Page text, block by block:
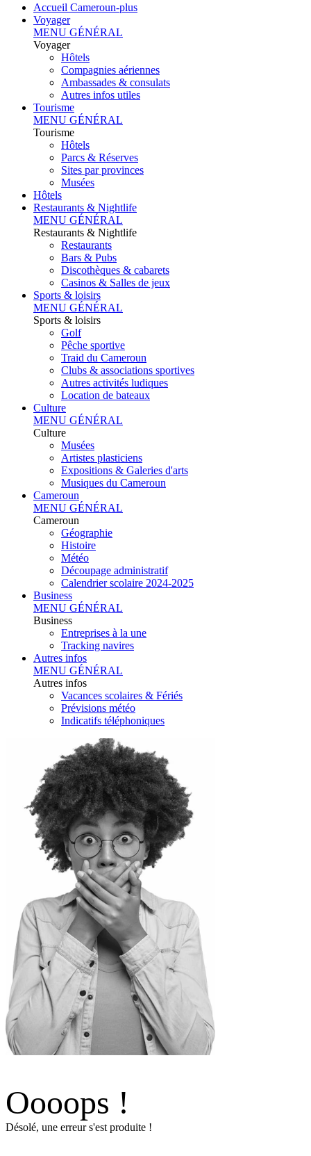
Accueil Cameroun-plus
Voyager
MENU GÉNÉRAL
Voyager
Hôtels
Compagnies aériennes
Ambassades & consulats
Autres infos utiles
Tourisme
MENU GÉNÉRAL
Tourisme
Hôtels
Parcs & Réserves
Sites par provinces
Musées
Hôtels
Restaurants & Nightlife
MENU GÉNÉRAL
Restaurants & Nightlife
Restaurants
Bars & Pubs
Discothèques & cabarets
Casinos & Salles de jeux
Sports & loisirs
MENU GÉNÉRAL
Sports & loisirs
Golf
Pêche sportive
Traid du Cameroun
Clubs & associations sportives
Autres activités ludiques
Location de bateaux
Culture
MENU GÉNÉRAL
Culture
Musées
Artistes plasticiens
Expositions & Galeries d'arts
Musiques du Cameroun
Cameroun
MENU GÉNÉRAL
Cameroun
Géographie
Histoire
Météo
Découpage administratif
Calendrier scolaire 2024-2025
Business
MENU GÉNÉRAL
Business
Entreprises à la une
Tracking navires
Autres infos
MENU GÉNÉRAL
Autres infos
Vacances scolaires & Fériés
Prévisions météo
Indicatifs téléphoniques
Oooops !
Désolé, une erreur s'est produite !